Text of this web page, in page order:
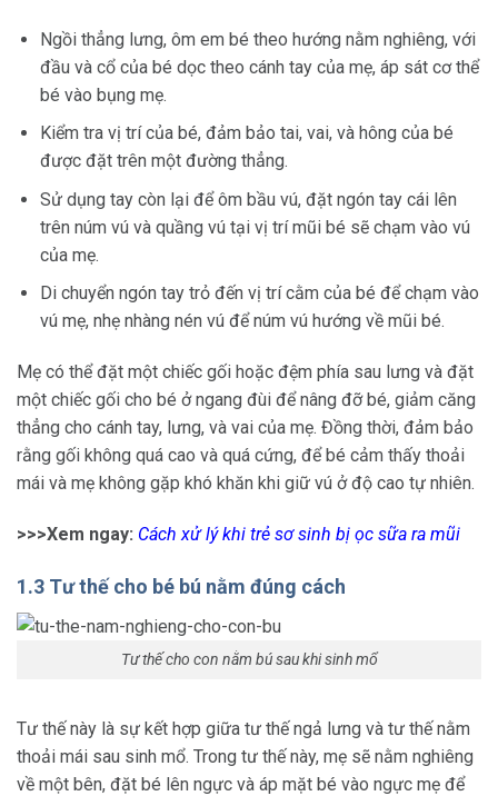
Ngồi thẳng lưng, ôm em bé theo hướng nằm nghiêng, với
đầu và cổ của bé dọc theo cánh tay của mẹ, áp sát cơ thể
bé vào bụng mẹ.
Kiểm tra vị trí của bé, đảm bảo tai, vai, và hông của bé
được đặt trên một đường thẳng.
Sử dụng tay còn lại để ôm bầu vú, đặt ngón tay cái lên
trên núm vú và quầng vú tại vị trí mũi bé sẽ chạm vào vú
của mẹ.
Di chuyển ngón tay trỏ đến vị trí cằm của bé để chạm vào
vú mẹ, nhẹ nhàng nén vú để núm vú hướng về mũi bé.
Mẹ có thể đặt một chiếc gối hoặc đệm phía sau lưng và đặt
một chiếc gối cho bé ở ngang đùi để nâng đỡ bé, giảm căng
thẳng cho cánh tay, lưng, và vai của mẹ. Đồng thời, đảm bảo
rằng gối không quá cao và quá cứng, để bé cảm thấy thoải
mái và mẹ không gặp khó khăn khi giữ vú ở độ cao tự nhiên.
>>>Xem ngay: Cách xử lý khi trẻ sơ sinh bị ọc sữa ra mũi
1.3 Tư thế cho bé bú nằm đúng cách
Tư thế cho con nằm bú sau khi sinh mổ
Tư thế này là sự kết hợp giữa tư thế ngả lưng và tư thế nằm
thoải mái sau sinh mổ. Trong tư thế này, mẹ sẽ nằm nghiêng
về một bên, đặt bé lên ngực và áp mặt bé vào ngực mẹ để